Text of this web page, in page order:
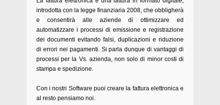
introdotta con la legge finanziaria 2008, che obbligherà
e consentirà alle aziende di ottimizzare ed
automatizzare i processi di emissione e registrazione
dei documenti evitando falsi, duplicazioni e riduzione
di errori nei pagamenti. Si parla dunque di vantaggi di
processi per la Vs. azienda, non solo di minor costi di
stampa e spedizione.
Con i nostri Software puoi creare la fattura elettronica e
al resto pensiamo noi.